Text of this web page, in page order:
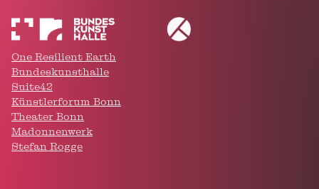
One Resilient Earth
Bundeskunsthalle
Suite42
Künstlerforum Bonn
Theater Bonn
Madonnenwerk
Stefan Rogge